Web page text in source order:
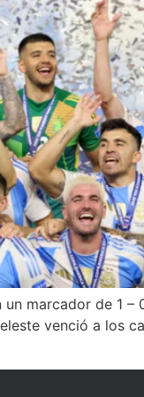
marcador de 1 –
venció a los